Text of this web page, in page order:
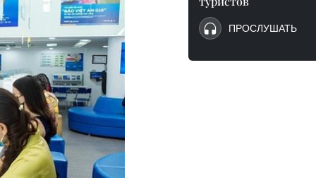
ПРОСЛУШАТЬ